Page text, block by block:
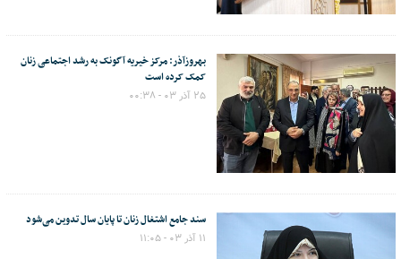
بهروزآذر: مرکز خیریه آگونک به رشد اجتماعی زنان
کمک کرده است
۲۵ آذر ۰۳ - ۰۰:۳۸
سند جامع اشتغال زنان تا پایان سال تدوین می‌شود
۱۱ آذر ۰۳ - ۱۱:۰۵